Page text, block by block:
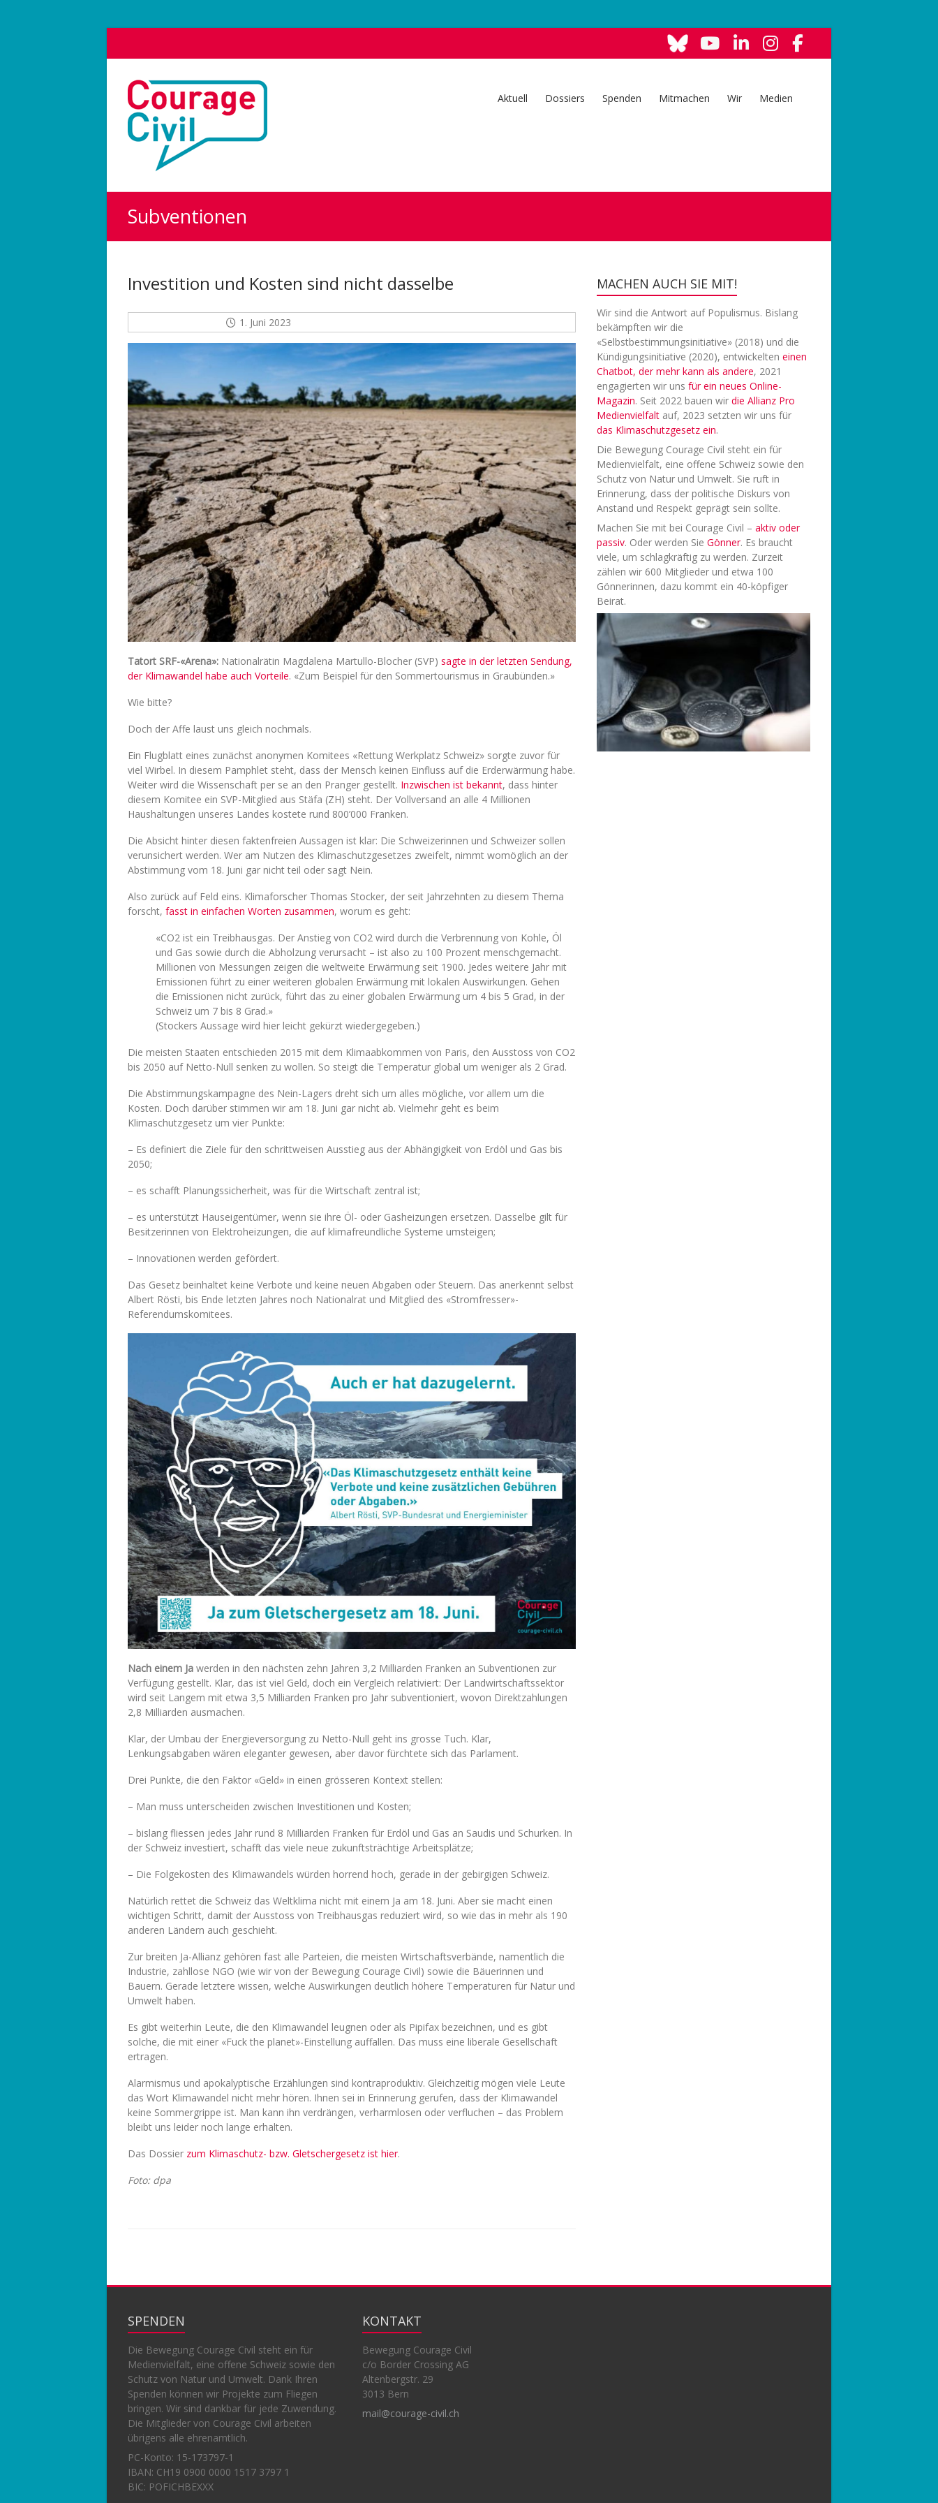
Courage
Civil
Weil
Demokratie
Aktuell Dossiers Spenden Mitmachen Wir Medien
Subventionen
Investition und Kosten sind nicht dasselbe
1. Juni 2023
Tatort SRF-«Arena»: Nationalrätin Magdalena Martullo-Blocher (SVP) sagte in der letzten Sendung,
der Klimawandel habe auch Vorteile. «Zum Beispiel für den Sommertourismus in Graubünden.»
Wie bitte?
Doch der Affe laust uns gleich nochmals.
Ein Flugblatt eines zunächst anonymen Komitees «Rettung Werkplatz Schweiz» sorgte zuvor für
viel Wirbel. In diesem Pamphlet steht, dass der Mensch keinen Einfluss auf die Erderwärmung habe.
Weiter wird die Wissenschaft per se an den Pranger gestellt. Inzwischen ist bekannt, dass hinter
diesem Komitee ein SVP-Mitglied aus Stäfa (ZH) steht. Der Vollversand an alle 4 Millionen
Haushaltungen unseres Landes kostete rund 800’000 Franken.
Die Absicht hinter diesen faktenfreien Aussagen ist klar: Die Schweizerinnen und Schweizer sollen
verunsichert werden. Wer am Nutzen des Klimaschutzgesetzes zweifelt, nimmt womöglich an der
Abstimmung vom 18. Juni gar nicht teil oder sagt Nein.
Also zurück auf Feld eins. Klimaforscher Thomas Stocker, der seit Jahrzehnten zu diesem Thema
forscht, fasst in einfachen Worten zusammen, worum es geht:
«CO2 ist ein Treibhausgas. Der Anstieg von CO2 wird durch die Verbrennung von Kohle, Öl
und Gas sowie durch die Abholzung verursacht – ist also zu 100 Prozent menschgemacht.
Millionen von Messungen zeigen die weltweite Erwärmung seit 1900. Jedes weitere Jahr mit
Emissionen führt zu einer weiteren globalen Erwärmung mit lokalen Auswirkungen. Gehen
die Emissionen nicht zurück, führt das zu einer globalen Erwärmung um 4 bis 5 Grad, in der
Schweiz um 7 bis 8 Grad.»
(Stockers Aussage wird hier leicht gekürzt wiedergegeben.)
Die meisten Staaten entschieden 2015 mit dem Klimaabkommen von Paris, den Ausstoss von CO2
bis 2050 auf Netto-Null senken zu wollen. So steigt die Temperatur global um weniger als 2 Grad.
Die Abstimmungskampagne des Nein-Lagers dreht sich um alles mögliche, vor allem um die
Kosten. Doch darüber stimmen wir am 18. Juni gar nicht ab. Vielmehr geht es beim
Klimaschutzgesetz um vier Punkte:
– Es definiert die Ziele für den schrittweisen Ausstieg aus der Abhängigkeit von Erdöl und Gas bis
2050;
– es schafft Planungssicherheit, was für die Wirtschaft zentral ist;
– es unterstützt Hauseigentümer, wenn sie ihre Öl- oder Gasheizungen ersetzen. Dasselbe gilt für
Besitzerinnen von Elektroheizungen, die auf klimafreundliche Systeme umsteigen;
– Innovationen werden gefördert.
Das Gesetz beinhaltet keine Verbote und keine neuen Abgaben oder Steuern. Das anerkennt selbst
Albert Rösti, bis Ende letzten Jahres noch Nationalrat und Mitglied des «Stromfresser»-
Referendumskomitees.
Nach einem Ja werden in den nächsten zehn Jahren 3,2 Milliarden Franken an Subventionen zur
Verfügung gestellt. Klar, das ist viel Geld, doch ein Vergleich relativiert: Der Landwirtschaftssektor
wird seit Langem mit etwa 3,5 Milliarden Franken pro Jahr subventioniert, wovon Direktzahlungen
2,8 Milliarden ausmachen.
Klar, der Umbau der Energieversorgung zu Netto-Null geht ins grosse Tuch. Klar,
Lenkungsabgaben wären eleganter gewesen, aber davor fürchtete sich das Parlament.
Drei Punkte, die den Faktor «Geld» in einen grösseren Kontext stellen:
– Man muss unterscheiden zwischen Investitionen und Kosten;
– bislang fliessen jedes Jahr rund 8 Milliarden Franken für Erdöl und Gas an Saudis und Schurken. In
der Schweiz investiert, schafft das viele neue zukunftsträchtige Arbeitsplätze;
– Die Folgekosten des Klimawandels würden horrend hoch, gerade in der gebirgigen Schweiz.
Natürlich rettet die Schweiz das Weltklima nicht mit einem Ja am 18. Juni. Aber sie macht einen
wichtigen Schritt, damit der Ausstoss von Treibhausgas reduziert wird, so wie das in mehr als 190
anderen Ländern auch geschieht.
Zur breiten Ja-Allianz gehören fast alle Parteien, die meisten Wirtschaftsverbände, namentlich die
Industrie, zahllose NGO (wie wir von der Bewegung Courage Civil) sowie die Bäuerinnen und
Bauern. Gerade letztere wissen, welche Auswirkungen deutlich höhere Temperaturen für Natur und
Umwelt haben.
Es gibt weiterhin Leute, die den Klimawandel leugnen oder als Pipifax bezeichnen, und es gibt
solche, die mit einer «Fuck the planet»-Einstellung auffallen. Das muss eine liberale Gesellschaft
ertragen.
Alarmismus und apokalyptische Erzählungen sind kontraproduktiv. Gleichzeitig mögen viele Leute
das Wort Klimawandel nicht mehr hören. Ihnen sei in Erinnerung gerufen, dass der Klimawandel
keine Sommergrippe ist. Man kann ihn verdrängen, verharmlosen oder verfluchen – das Problem
bleibt uns leider noch lange erhalten.
Das Dossier zum Klimaschutz- bzw. Gletschergesetz ist hier.
Foto: dpa
MACHEN AUCH SIE MIT!
Wir sind die Antwort auf Populismus. Bislang
bekämpften wir die
«Selbstbestimmungsinitiative» (2018) und die
Kündigungsinitiative (2020), entwickelteneinen
Chatbot, der mehr kann als andere, 2021
engagierten wir unsfür ein neues Online-
Magazin. Seit 2022 bauen wirdie Allianz Pro
Medienvielfalt auf, 2023 setzten wir uns für
das Klimaschutzgesetz ein.
Die Bewegung Courage Civil steht ein für
Medienvielfalt, eine offene Schweiz sowie den
Schutz von Natur und Umwelt. Sie ruft in
Erinnerung, dass der politische Diskurs von
Anstand und Respekt geprägt sein sollte.
Machen Sie mit bei Courage Civil –aktiv oder
passiv. Oder werden SieGönner. Es braucht
viele, um schlagkräftig zu werden. Zurzeit
zählen wir 600 Mitglieder und etwa 100
Gönnerinnen, dazu kommt ein 40-köpfiger
Beirat.
SPENDEN
Die Bewegung Courage Civil steht ein für
Medienvielfalt, eine offene Schweiz sowie den
Schutz von Natur und Umwelt. Dank Ihren
Spenden können wir Projekte zum Fliegen
bringen. Wir sind dankbar für jede Zuwendung.
Die Mitglieder von Courage Civil arbeiten
übrigens alle ehrenamtlich.
PC-Konto: 15-173797-1
IBAN: CH19 0900 0000 1517 3797 1
BIC: POFICHBEXXX
KONTAKT
Bewegung Courage Civil
c/o Border Crossing AG
Altenbergstr. 29
3013 Bern
mail@courage-civil.ch